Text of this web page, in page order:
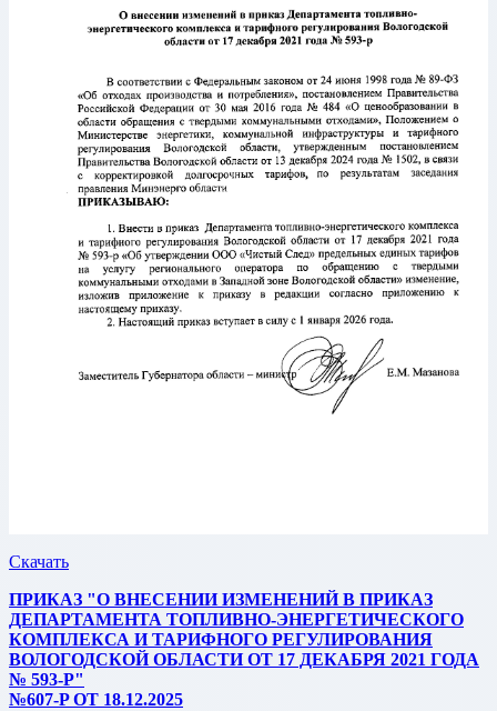
Скачать
ПРИКАЗ "О ВНЕСЕНИИ ИЗМЕНЕНИЙ В ПРИКАЗ
ДЕПАРТАМЕНТА ТОПЛИВНО-ЭНЕРГЕТИЧЕСКОГО
КОМПЛЕКСА И ТАРИФНОГО РЕГУЛИРОВАНИЯ
ВОЛОГОДСКОЙ ОБЛАСТИ ОТ 17 ДЕКАБРЯ 2021 ГОДА
№ 593-Р"
№607-P ОТ 18.12.2025